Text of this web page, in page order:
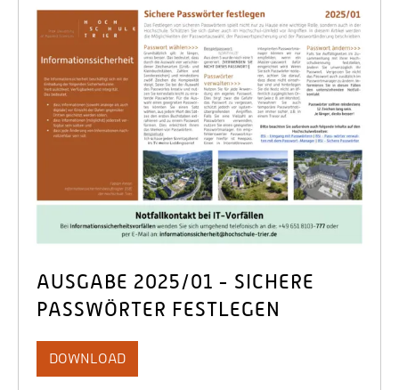
AUSGABE 2025/01 - SICHERE
PASSWÖRTER FESTLEGEN
DOWNLOAD